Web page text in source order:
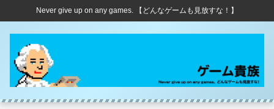
Never give up on any games. 【どんなゲームも見放すな！】